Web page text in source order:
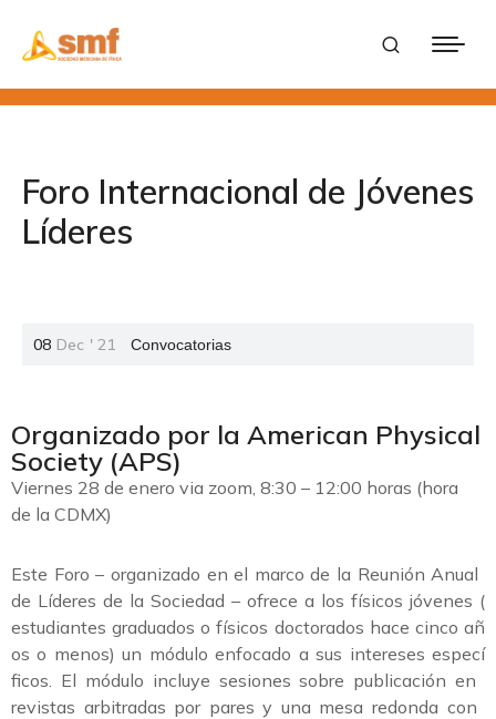
Foro Internacional de Jóvenes
Líderes
08 Dec ' 21 Convocatorias
Organizado por la American Physical
Society (APS)
Viernes 28 de enero via zoom, 8:30 – 12:00 horas (hora
de la CDMX)
Este Foro – organizado enel marcode la ReuniónAnual
de Líderes de la Sociedad – ofrece a los físicos jóvenes (
estudiantesgraduadosofísicos doctorados hace cincoañ
oso menos)un móduloenfocado asus interesesespecí
ficos. El módulo incluye sesionessobre publicaciónen
revistas arbitradas por paresy una mesa redonda con